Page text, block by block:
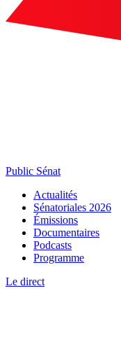
Public Sénat
Actualités
Sénatoriales 2026
Émissions
Documentaires
Podcasts
Programme
Le direct